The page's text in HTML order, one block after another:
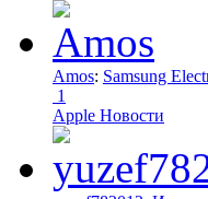
Amos: Samsung
1
Apple Новости